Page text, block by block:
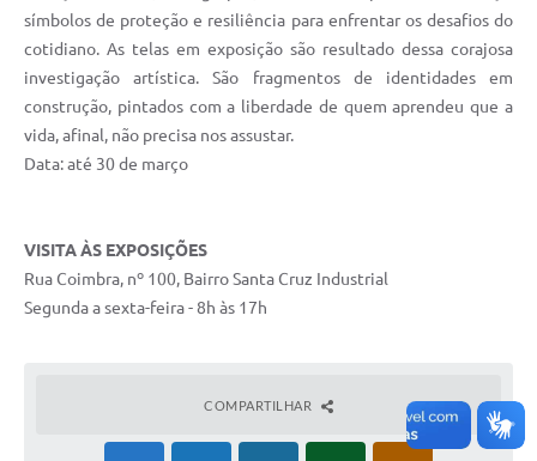
símbolos de proteção e resiliência para enfrentar os desafios do
cotidiano. As telas em exposição são resultado dessa corajosa
investigação artística. São fragmentos de identidades em
construção, pintados com a liberdade de quem aprendeu que a
vida, afinal, não precisa nos assustar.
Data: até 30 de março
VISITA ÀS EXPOSIÇÕES
Rua Coimbra, nº 100, Bairro Santa Cruz Industrial
​Segunda a sexta-feira - 8h às 17h
COMPARTILHAR